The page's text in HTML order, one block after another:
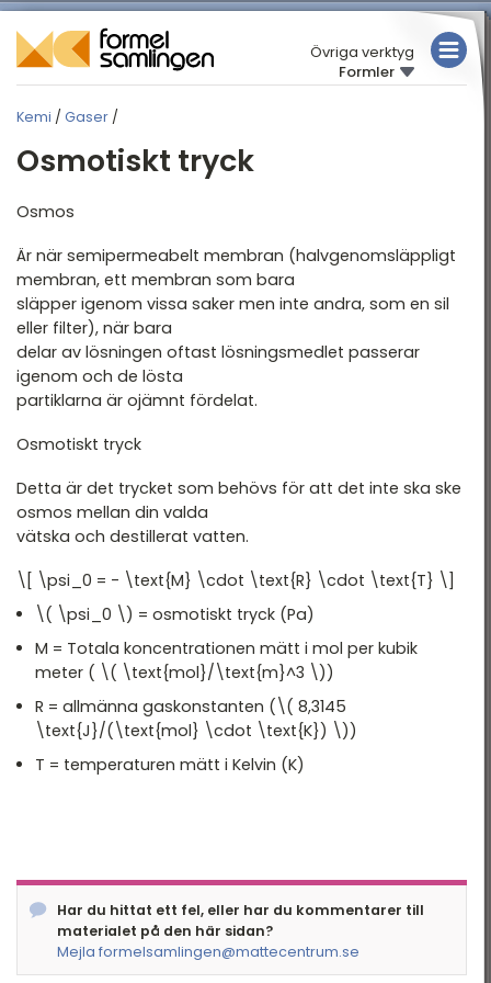
Övriga verktyg
Formler
Kemi / Gaser /
Osmotiskt tryck
Osmos
Är när semipermeabelt membran (halvgenomsläppligt
membran, ett membran som bara
släpper igenom vissa saker men inte andra, som en sil
eller filter), när bara
delar av lösningen oftast lösningsmedlet passerar
igenom och de lösta
partiklarna är ojämnt fördelat.
Osmotiskt tryck
Detta är det trycket som behövs för att det inte ska ske
osmos mellan din valda
vätska och destillerat vatten.
\[ \psi_0 = - \text{M} \cdot \text{R} \cdot \text{T} \]
\( \psi_0 \) = osmotiskt tryck (Pa)
M = Totala koncentrationen mätt i mol per kubik
meter ( \( \text{mol}/\text{m}^3 \))
R = allmänna gaskonstanten (\( 8,3145
\text{J}/(\text{mol} \cdot \text{K}) \))
T = temperaturen mätt i Kelvin (K)
Har du hittat ett fel, eller har du kommentarer till
materialet på den här sidan?
Mejla formelsamlingen@mattecentrum.se
MATEMATIK
Elektrokemi
Gaser